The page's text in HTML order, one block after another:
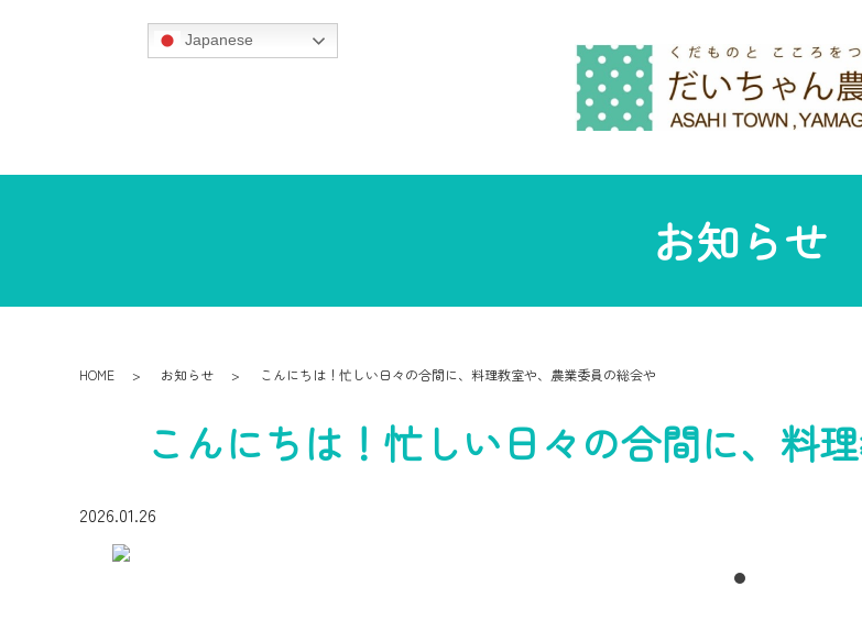
Japanese
お知らせ
HOME お知らせ こんにちは！忙しい日々の合間に、料理教室や、農業委員の総会や
こんにちは！忙しい日々の合間に、料
2026.01.26